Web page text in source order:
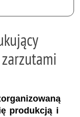
produkcją i